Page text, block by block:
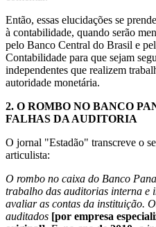
Então, essas elucidações se
à contabilidade, quando serão
pelo Banco Central do Brasil e
Contabilidade para que sejam
independentes que realizem
autoridade monetária.
2. O ROMBO NO BANCO
FALHAS DA AUDITORIA
O jornal "Estadão" transcreve o
articulista:
O rombo no caixa do Banco
trabalho das auditorias interna e
avaliar as contas da instituição.
auditados [por empresa